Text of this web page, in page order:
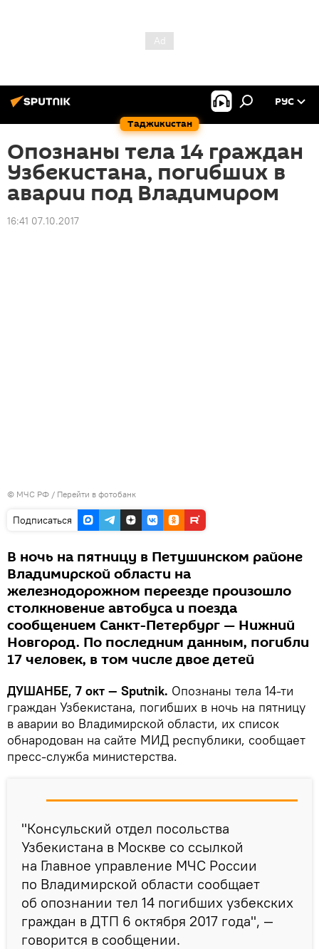
Таджикистан
РУС
Опознаны тела 14 граждан
Узбекистана, погибших в
аварии под Владимиром
16:41 07.10.2017
© МЧС РФ / Перейти в фотобанк
Подписаться
В ночь на пятницу в Петушинском районе
Владимирской области на
железнодорожном переезде произошло
столкновение автобуса и поезда
сообщением Санкт-Петербург — Нижний
Новгород. По последним данным, погибли
17 человек, в том числе двое детей
ДУШАНБЕ, 7 окт — Sputnik. Опознаны тела 14-ти
граждан Узбекистана, погибших в ночь на пятницу
в аварии во Владимирской области, их список
обнародован на сайте МИД республики, сообщает
пресс-служба министерства.
"Консульский отдел посольства
Узбекистана в Москве со ссылкой
на Главное управление МЧС России
по Владимирской области сообщает
об опознании тел 14 погибших узбекских
граждан в ДТП 6 октября 2017 года", —
говорится в сообщении.